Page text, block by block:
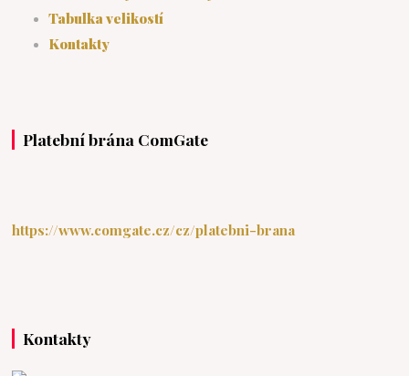
Tabulka velikostí
Kontakty
Platební brána ComGate
https://www.comgate.cz/cz/platebni-brana
Kontakty